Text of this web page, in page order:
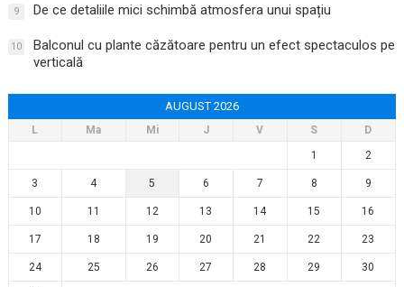
9 De ce detaliile mici schimbă atmosfera unui spațiu
10
Balconul cu plante căzătoare pentru un efect spectaculos pe
verticală
AUGUST 2026
L Ma Mi J V S
D
1
2
3 4 5 6 7 8 9
10 11 12 13 14 15 16
17 18 19 20 21 22 23
24 25 26 27 28 29 30